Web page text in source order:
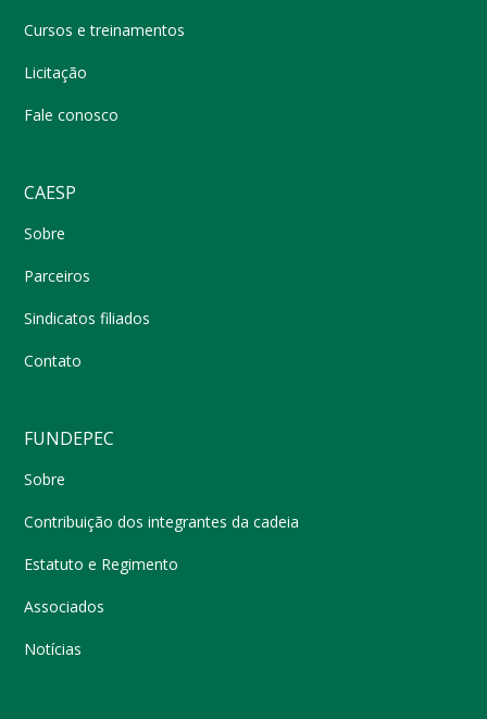
Cursos e treinamentos
Licitação
Fale conosco
CAESP
Sobre
Parceiros
Sindicatos filiados
Contato
FUNDEPEC
Sobre
Contribuição dos integrantes da cadeia
Estatuto e Regimento
Associados
Notícias